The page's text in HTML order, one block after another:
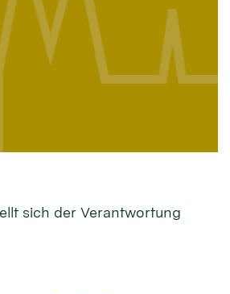
sich der Verantwortung